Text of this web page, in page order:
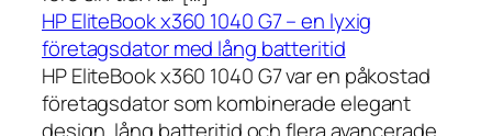
HP EliteBook x360 1040 G7 – en lyxig
företagsdator med lång batteritid
HP EliteBook x360 1040 G7 var en påkostad
företagsdator som kombinerade elegant